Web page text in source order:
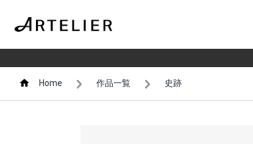
Home 作品一覧 史跡